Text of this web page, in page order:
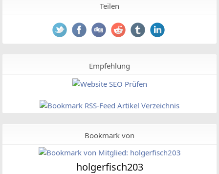
Teilen
Empfehlung
Bookmark von
holgerfisch203